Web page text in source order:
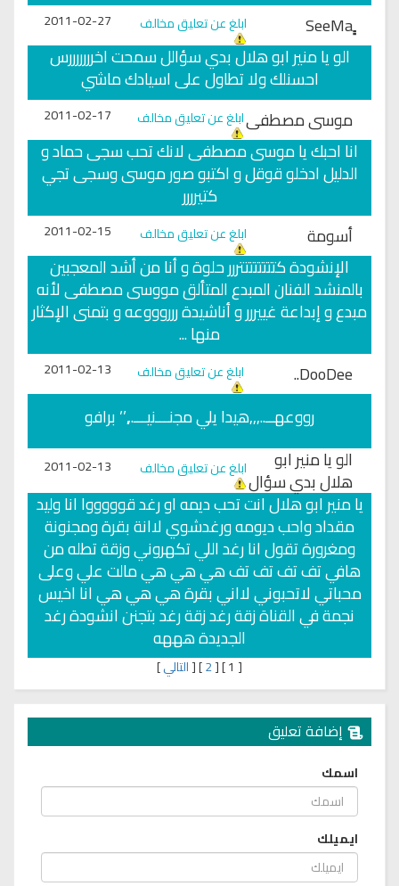
ابلغ عن تعليق مخالف 2011-02-27
الو يا منير ابو هلال بدي سؤالل سمحت اخرررررررس
احسنلك ولا تطاول على اسيادك ماشي
موسى مصطفىابلغ عن تعليق مخالف 2011-02-17
انا احبك يا موسى مصطفى لانك تحب سجى حماد و
الدليل ادخلو قوقل و اكتبو صور موسى وسجى تجي
كتيرررر
أسومة
ابلغ عن تعليق مخالف 2011-02-15
الإنشودة كتتتتتتتتررر حلوة و أنا من أشد المعجبين
بالمنشد الفنان المبدع المتألق مووسى مصطفى لأنه
مبدع و إبداعة غييررر و أناشيدة ررروووعه و بتمنى الإكثار
منها ...
DooDee..
ابلغ عن تعليق مخالف 2011-02-13
رووعهــ..,,,هيدا يلي مجنـــنيـــ.,,’’ برافو
الو يا منير ابو
هلال بدي سؤالابلغ عن تعليق مخالف 2011-02-13
يا منير ابو هلال انت تحب ديمه او رغد قوووووا انا وليد
مقداد واحب ديومه ورغدشوي لاانة بقرة ومجنونة
ومغرورة تقول انا رغد اللي تكهروني وزقة تطله من
هافي تف تف تف تف هي هي هي مالت علي وعلى
محباتي لاتحبوني لااني بقرة هي هي هي انا اخيس
نجمة في القناة زقة رغد زقة رغد بتجنن انشودة رغد
الجديدة هههه
[
]
[
2
]
[التالي]
إضافة تعليق
اسمك
ايميلك